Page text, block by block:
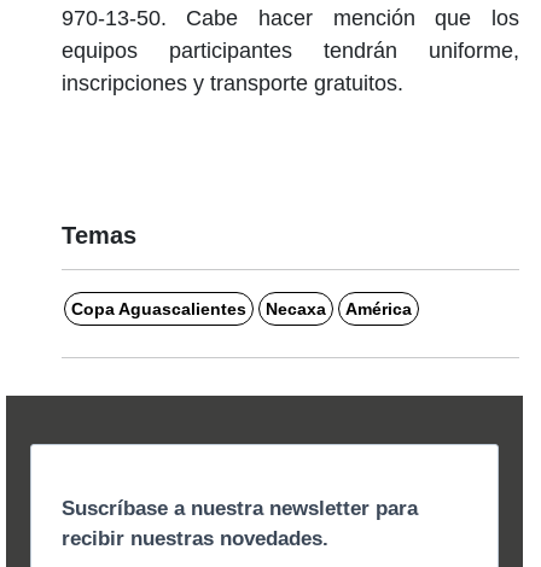
970-13-50. Cabe hacer mención que los
equipos participantes tendrán uniforme,
inscripciones y transporte gratuitos.
Temas
Copa Aguascalientes Necaxa América